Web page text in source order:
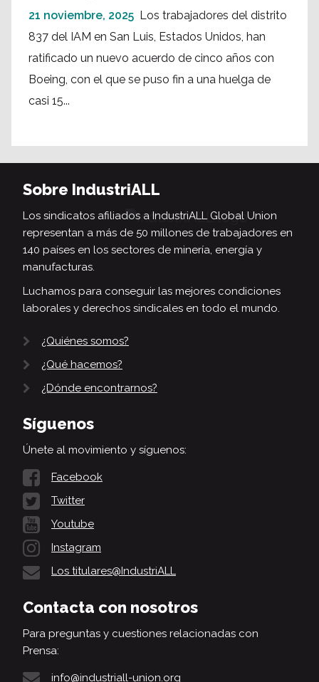
21 noviembre, 2025 Los trabajadores del distrito
837 del IAM en San Luis, Estados Unidos, han
ratificado un nuevo acuerdo de cinco años con
Boeing, con el que se puso fin a una huelga de
casi 15...
Sobre IndustriALL
Los sindicatos afiliados a IndustriALL Global Union
representan a más de 50 millones de trabajadores en
140 países en los sectores de minería, energía y
manufacturas.
Luchamos para conseguir las mejores condiciones
laborales y derechos sindicales en todo el mundo.
¿Quiénes somos?
¿Qué hacemos?
¿Dónde encontrarnos?
Síguenos
Únete al movimiento y síguenos:
Facebook
Twitter
Youtube
Instagram
Los titulares@IndustriALL
Contacta con nosotros
Para preguntas y cuestiones relacionadas con
Prensa:
info@industriall-union.org